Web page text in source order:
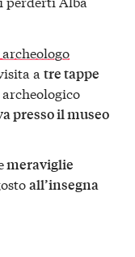
atre tappe
presso il museo
meraviglie
all’insegna